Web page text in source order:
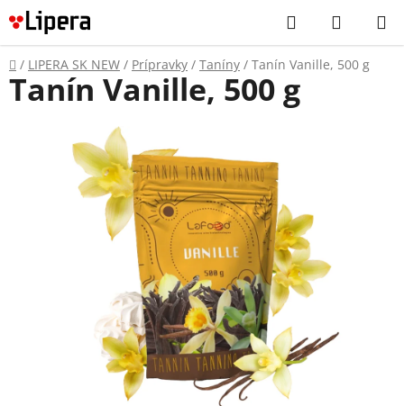
Prejsť
na
obsah
Hľadať
KOŠÍK
Domov
/ LIPERA SK NEW / Prípravky / Taníny / Tanín Vanille, 500 g
Tanín Vanille, 500 g